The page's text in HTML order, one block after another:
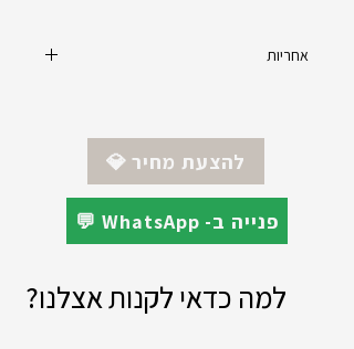
אחריות
💎 להצעת מחיר
💬 WhatsApp -פנייה ב
למה כדאי לקנות אצלנו?